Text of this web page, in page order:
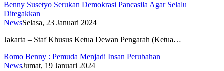
Benny Susetyo Serukan Demokrasi Pancasila Agar Selalu
Ditegakkan
NewsSelasa, 23 Januari 2024
Jakarta – Staf Khusus Ketua Dewan Pengarah (Ketua…
Romo Benny : Pemuda Menjadi Insan Perubahan
NewsJumat, 19 Januari 2024